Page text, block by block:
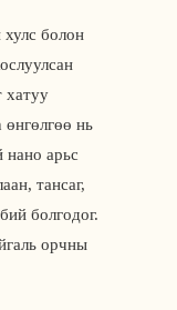
болон
хатуу
нь
нано арьс
тансаг,
болгодог.
орчны